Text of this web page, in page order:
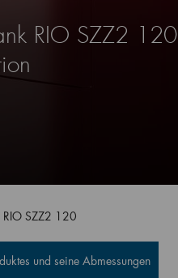
RIO SZZ2 120
RIO SZZ2 120
und seine Abmessungen